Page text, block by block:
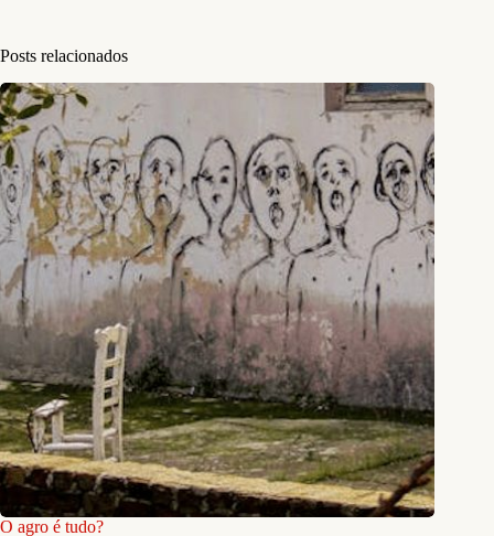
Posts relacionados
O agro é tudo?